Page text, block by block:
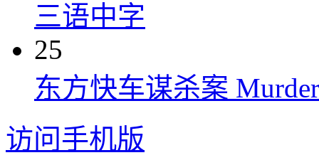
三语中字
25
东方快车谋杀案
访问手机版